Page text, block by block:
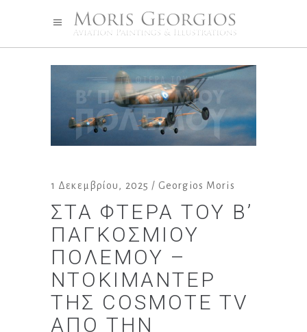
1 Δεκεμβρίου, 2025 Georgios Moris
ΣΤΑ ΦΤΕΡΆ ΤΟΥ Β’
ΠΑΓΚΟΣΜΊΟΥ
ΠΟΛΈΜΟΥ –
ΝΤΟΚΙΜΑΝΤΈΡ
ΤΗΣ COSMOTE TV
ΑΠΌ ΤΗΝ